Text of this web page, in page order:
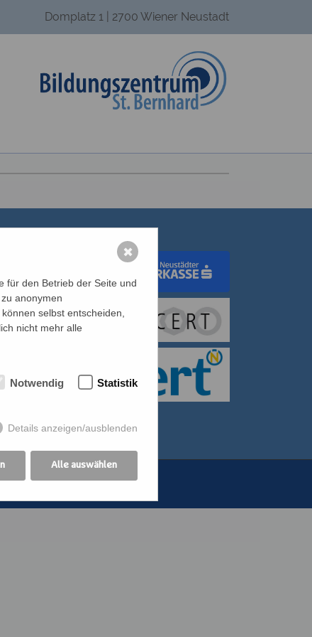
Domplatz 1 | 2700 Wiener Neustadt
Wien
der
für den Betrieb der Seite und
anonymen
selbst entscheiden,
nicht mehr alle
Notwendig Statistik
Details anzeigen/ausblenden
Alle auswählen
✖